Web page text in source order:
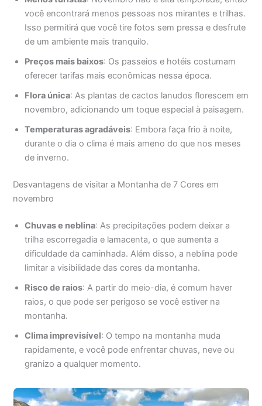
você encontrará menos pessoas nos mirantes e trilhas.
Isso permitirá que você tire fotos sem pressa e desfrute
de um ambiente mais tranquilo.
Preços mais baixos: Os passeios e hotéis costumam
oferecer tarifas mais econômicas nessa época.
Flora única: As plantas de cactos lanudos florescem em
novembro, adicionando um toque especial à paisagem.
Temperaturas agradáveis: Embora faça frio à noite,
durante o dia o clima é mais ameno do que nos meses
de inverno.
Desvantagens de visitar a Montanha de 7 Cores em
novembro
Chuvas e neblina: As precipitações podem deixar a
trilha escorregadia e lamacenta, o que aumenta a
dificuldade da caminhada. Além disso, a neblina pode
limitar a visibilidade das cores da montanha.
Risco de raios: A partir do meio-dia, é comum haver
raios, o que pode ser perigoso se você estiver na
montanha.
Clima imprevisível: O tempo na montanha muda
rapidamente, e você pode enfrentar chuvas, neve ou
granizo a qualquer momento.